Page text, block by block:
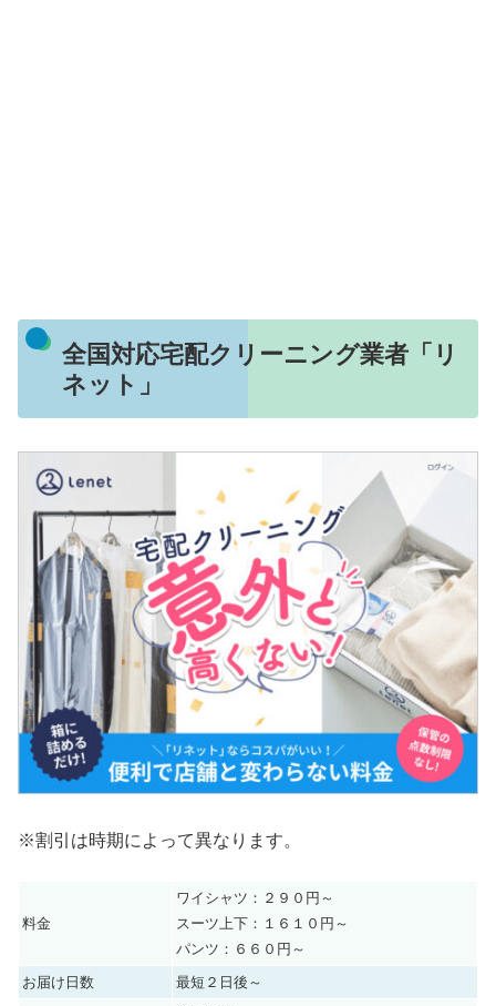
全国対応宅配クリーニング業者「リ
ネット」
※割引は時期によって異なります。
料金
ワイシャツ：２９０円～
スーツ上下：１６１０円～
パンツ：６６０円～
お届け日数
最短２日後～